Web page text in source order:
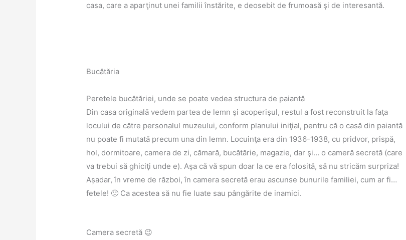
casa, care a aparţinut unei familii înstărite, e deosebit de frumoasă şi de interesantă.
Bucătăria
Peretele bucătăriei, unde se poate vedea structura de paiantă
Din casa originală vedem partea de lemn şi acoperişul, restul a fost reconstruit la faţa
locului de către personalul muzeului, conform planului iniţial, pentru că o casă din paiantă
nu poate fi mutată precum una din lemn. Locuinţa era din 1936-1938, cu pridvor, prispă,
hol, dormitoare, camera de zi, cămară, bucătărie, magazie, dar şi… o cameră secretă (care
va trebui să ghiciţi unde e). Aşa că vă spun doar la ce era folosită, să nu stricăm surpriza!
Așadar, în vreme de război, în camera secretă erau ascunse bunurile familiei, cum ar fi…
fetele! 🙂 Ca acestea să nu fie luate sau pângărite de inamici.
Camera secretă 😉